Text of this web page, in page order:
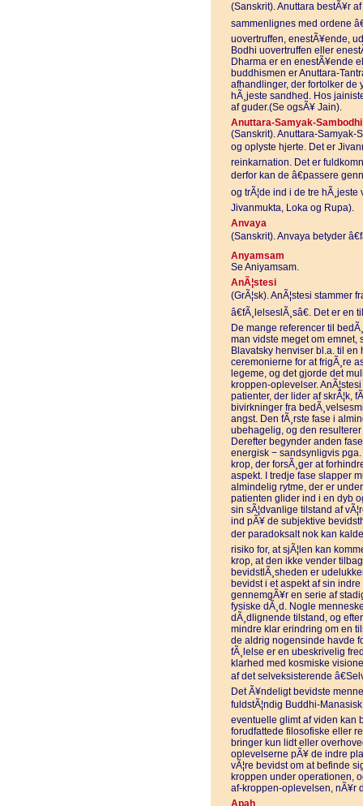
(Sanskrit). Anuttara bestÃ¥r af
sammenlignes med ordene
uovertruffen, enestÃ¥ende,
Bodhi uovertruffen eller
Dharma er en enestÃ¥ende
buddhismen er Anuttara-
afhandlinger, der fortolker de
hÃ¸jeste sandhed. Hos
af guder.(Se ogsÃ¥ Jain).
Anuttara-Samyak-Sambodhi
(Sanskrit). Anuttara-
og oplyste hjerte. Det er
reinkarnation. Det er
derfor kan de â€passere
og trÃ¦de ind i de tre
Jivanmukta, Loka og Rupa).
Anvaya
(Sanskrit). Anvaya betyder
Anyamsam
Se Aniyamsam.
AnÃ¦stesi
(GrÃ¦sk). AnÃ¦stesi stammer
â€fÃ¸lelseslÃ¸sâ€. Det er
De mange referencer til
man vidste meget om emnet,
Blavatsky henviser bl.a. til
ceremonierne for at frigÃ¸re
legeme, og det gjorde det
kroppen-oplevelser.
patienter, der lider af skrÃ¦k,
bivirkninger fra
angst. Den fÃ¸rste fase i
ubehagelig, og den
Derefter begynder anden
energisk − sandsynligvis
krop, der forsÃ¸ger at
aspekt. I tredje fase slapper
almindelig rytme, der er
patienten glider ind i en dyb
sin sÃ¦dvanlige tilstand af
ind pÃ¥ de subjektive
der paradoksalt nok kan
risiko for, at sjÃ¦len kan
krop, at den ikke vender
bevidstlÃ¸sheden er
bevidst i et aspekt af sin
gennemgÃ¥r en serie af
fysiske dÃ¸d. Nogle
dÃ¸dlignende tilstand, og
mindre klar erindring om en
de aldrig nogensinde havde
fÃ¸lelse er en ubeskrivelig
klarhed med kosmiske
af det selveksisterende
Det Ã¥ndeligt bevidste
fuldstÃ¦ndig Buddhi-
eventuelle glimt af viden kan
forudfattede filosofiske eller
bringer kun lidt eller
oplevelserne pÃ¥ de indre
vÃ¦re bevidst om at befinde
kroppen under operationen,
af-kroppen-oplevelsen, nÃ¥r
Apah